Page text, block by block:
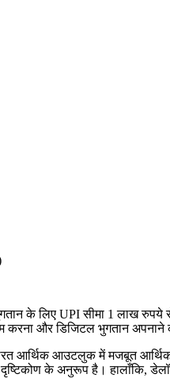
के लिए UPI सीमा 1 लाख
करना और डिजिटल भुगतान अपनाने
आउटलुक में मजबूत आर्थिक
के अनुरूप है। हालाँकि,